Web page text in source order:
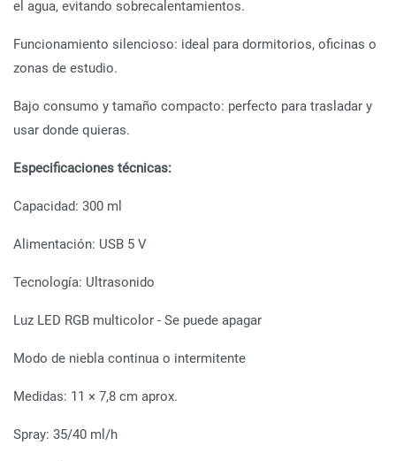
el agua, evitando sobrecalentamientos.
Funcionamiento silencioso: ideal para dormitorios, oficinas o
zonas de estudio.
Bajo consumo y tamaño compacto: perfecto para trasladar y
usar donde quieras.
Especificaciones técnicas:
Capacidad: 300 ml
Alimentación: USB 5 V
Tecnología: Ultrasonido
Luz LED RGB multicolor - Se puede apagar
Modo de niebla continua o intermitente
Medidas: 11 × 7,8 cm aprox.
Spray: 35/40 ml/h